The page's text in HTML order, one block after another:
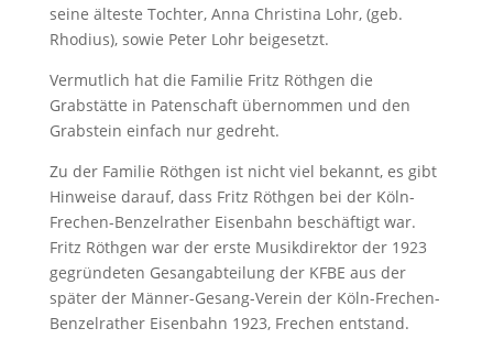
seine älteste Tochter, Anna Christina Lohr, (geb.
Rhodius), sowie Peter Lohr beigesetzt.
Vermutlich hat die Familie Fritz Röthgen die
Grabstätte in Patenschaft übernommen und den
Grabstein einfach nur gedreht.
Zu der Familie Röthgen ist nicht viel bekannt, es gibt
Hinweise darauf, dass Fritz Röthgen bei der Köln-
Frechen-Benzelrather Eisenbahn beschäftigt war.
Fritz Röthgen war der erste Musikdirektor der 1923
gegründeten Gesangabteilung der KFBE aus der
später der Männer-Gesang-Verein der Köln-Frechen-
Benzelrather Eisenbahn 1923, Frechen entstand.